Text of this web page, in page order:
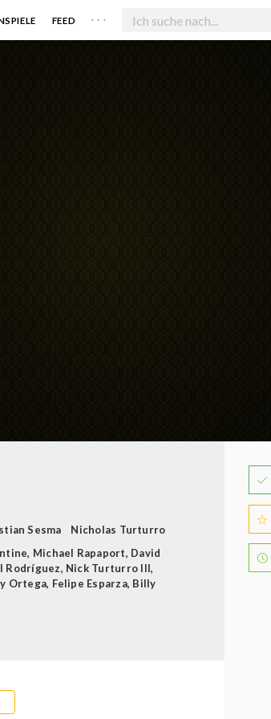
FEED . . .
Sesma Nicholas Turturro
, Michael Rapaport, David
Rodríguez, Nick Turturro III,
Ortega, Felipe Esparza, Billy